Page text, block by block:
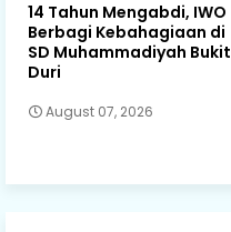
14 Tahun Mengabdi, IWO
Berbagi Kebahagiaan di
SD Muhammadiyah Bukit
Duri
August 07, 2026